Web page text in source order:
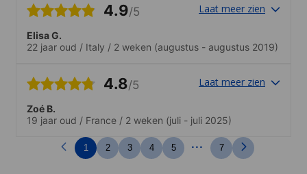
4.9/5 Laat meer zien
Elisa G.
22 jaar oud / Italy / 2 weken (augustus - augustus 2019)
4.8/5 Laat meer zien
Zoé B.
19 jaar oud / France / 2 weken (juli - juli 2025)
1 2 3 4 5 ... 7